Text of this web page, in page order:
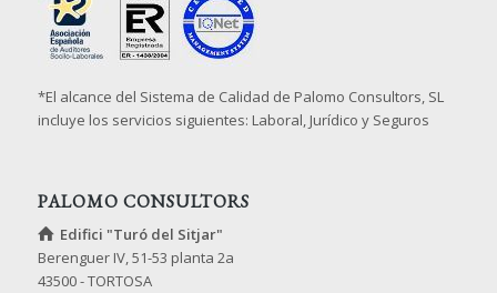
*El alcance del Sistema de Calidad de Palomo Consultors, SL
incluye los servicios siguientes: Laboral, Jurídico y Seguros
PALOMO CONSULTORS
Edifici "Turó del Sitjar"
Berenguer IV, 51-53 planta 2a
43500 - TORTOSA